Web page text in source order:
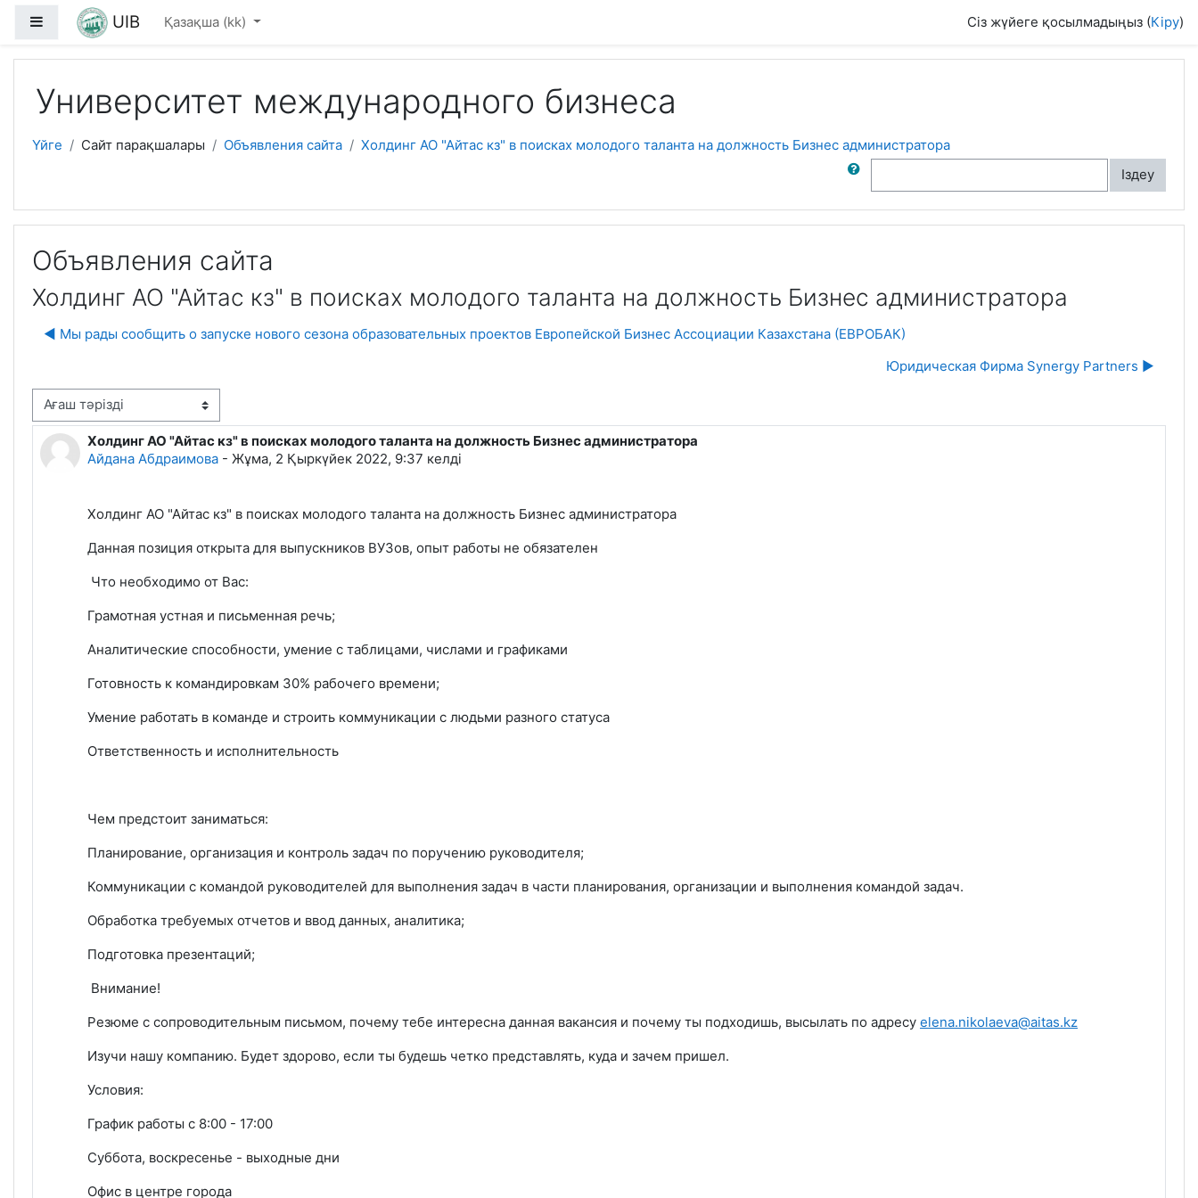
Негізгі мазмұнға
Side panel UIB Қазақша ‎(kk)‎ Сіз жүйеге қосылмадыңыз (Кіру)
Университет международного бизнеса
Үйге Сайт парақшалары Объявления сайта Холдинг АО "Айтас кз" в поисках молодого таланта на должность Бизнес администратора
Форумдардан іздеу
Іздеу
Объявления сайта
Холдинг АО "Айтас кз" в поисках молодого таланта на должность Бизнес администратора
◀︎ Мы рады сообщить о запуске нового сезона образовательных проектов Европейской Бизнес Ассоциации Казахстана (ЕВРОБАК)
Юридическая Фирма Synergy Partners ▶︎
mode
Холдинг АО "Айтас кз" в поисках молодого таланта на должность Бизнес администратора
Айдана Абдраимова - Жұма, 2 Қыркүйек 2022, 9:37 келді
Number of replies: 0
Холдинг АО "Айтас кз" в поисках молодого таланта на должность Бизнес администратора
Данная позиция открыта для выпускников ВУЗов, опыт работы не обязателен
Что необходимо от Вас:
Грамотная устная и письменная речь;
Аналитические способности, умение с таблицами, числами и графиками
Готовность к командировкам 30% рабочего времени;
Умение работать в команде и строить коммуникации с людьми разного статуса
Ответственность и исполнительность
Чем предстоит заниматься:
Планирование, организация и контроль задач по поручению руководителя;
Коммуникации с командой руководителей для выполнения задач в части планирования, организации и выполнения командой задач.
Обработка требуемых отчетов и ввод данных, аналитика;
Подготовка презентаций;
Внимание!
Резюме с сопроводительным письмом, почему тебе интересна данная вакансия и почему ты подходишь, высылать по адресу elena.nikolaeva@aitas.kz
Изучи нашу компанию. Будет здорово, если ты будешь четко представлять, куда и зачем пришел.
Условия:
График работы с 8:00 - 17:00
Суббота, воскресенье - выходные дни
Офис в центре города